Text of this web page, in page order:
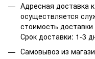
Адресная доставка
осуществляется
стоимость доставки
Срок доставки: 1-3
Самовывоз из